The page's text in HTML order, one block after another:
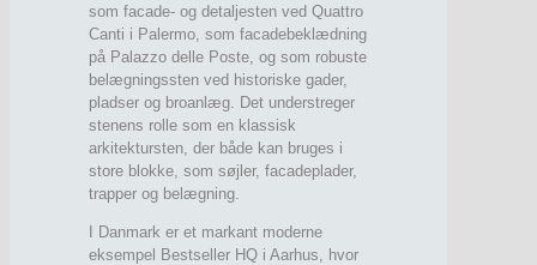
som facade- og detaljesten ved Quattro
Canti i Palermo, som facadebeklædning
på Palazzo delle Poste, og som robuste
belægningssten ved historiske gader,
pladser og broanlæg. Det understreger
stenens rolle som en klassisk
arkitektursten, der både kan bruges i
store blokke, som søjler, facadeplader,
trapper og belægning.
I Danmark er et markant moderne
eksempel Bestseller HQ i Aarhus, hvor